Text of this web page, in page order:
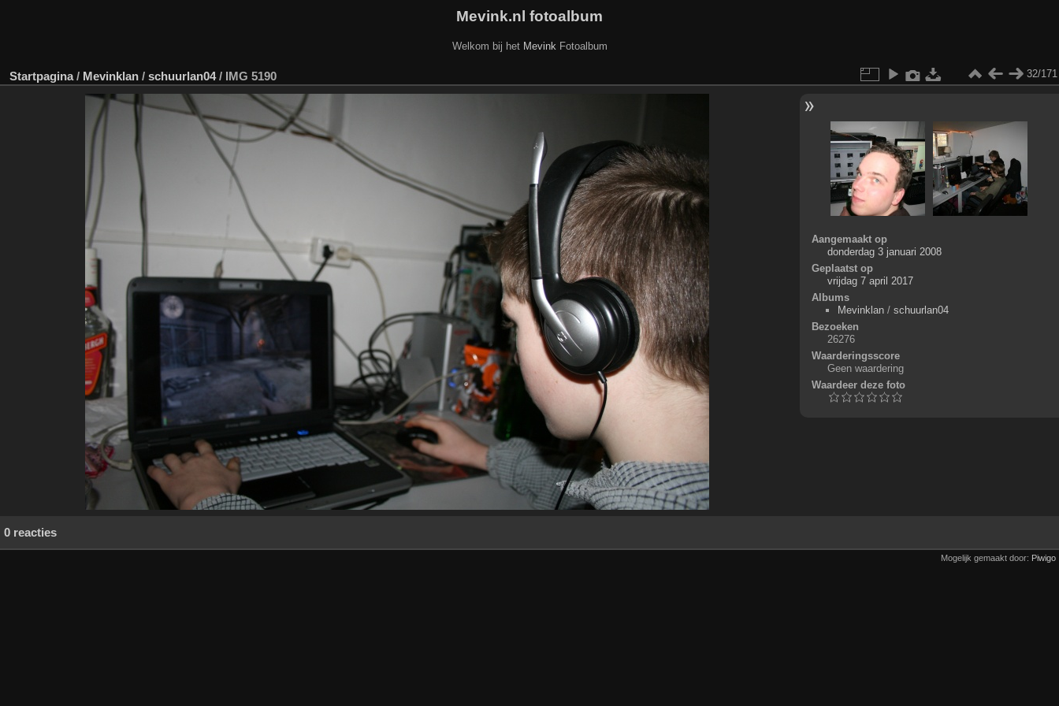
Mevink.nl fotoalbum
Welkom bij het Mevink Fotoalbum
Startpagina/ Mevinklan / schuurlan04/ IMG 5190 32/171
Aangemaakt op
donderdag 3 januari 2008
Geplaatst op
vrijdag 7 april 2017
Albums
Mevinklan/ schuurlan04
Bezoeken
26276
Waarderingsscore
Geen waardering
Waardeer deze foto
0 reacties
Mogelijk gemaakt door: Piwigo